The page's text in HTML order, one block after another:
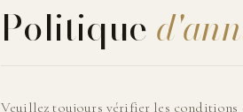
Politique
Veuillez toujours vérifier les conditions